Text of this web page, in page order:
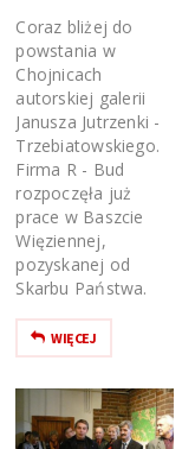
Coraz bliżej do
powstania w
Chojnicach
autorskiej galerii
Janusza Jutrzenki -
Trzebiatowskiego.
Firma R - Bud
rozpoczęła już
prace w Baszcie
Więziennej,
pozyskanej od
Skarbu Państwa.
WIĘCEJ